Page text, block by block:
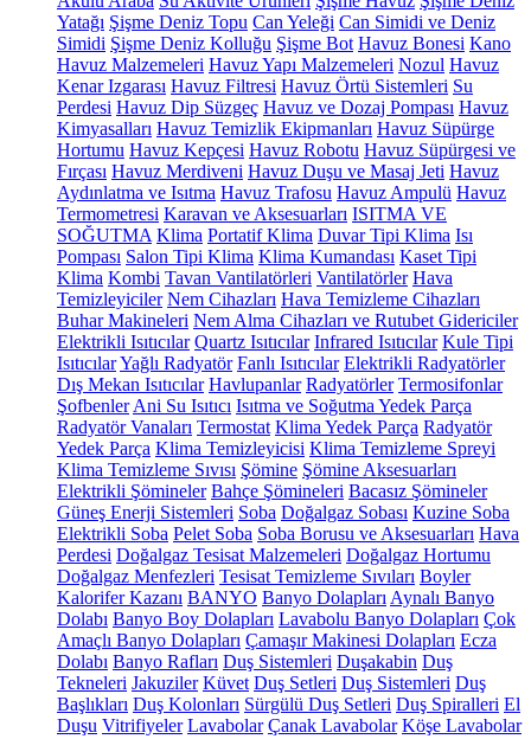
Yatağı Şişme Deniz Topu Can Yeleği Can Simidi ve Deniz
Simidi Şişme Deniz Kolluğu Şişme Bot Havuz Bonesi Kano
Havuz Malzemeleri Havuz Yapı Malzemeleri Nozul Havuz
Kenar Izgarası Havuz Filtresi Havuz Örtü Sistemleri Su
Perdesi Havuz Dip Süzgeç Havuz ve Dozaj Pompası Havuz
Kimyasalları Havuz Temizlik Ekipmanları Havuz Süpürge
Hortumu Havuz Kepçesi Havuz Robotu Havuz Süpürgesi ve
Fırçası Havuz Merdiveni Havuz Duşu ve Masaj Jeti Havuz
Aydınlatma ve Isıtma Havuz Trafosu Havuz Ampulü Havuz
Termometresi Karavan ve Aksesuarları ISITMA VE
SOĞUTMA Klima Portatif Klima Duvar Tipi Klima Isı
Pompası Salon Tipi Klima Klima Kumandası Kaset Tipi
Klima Kombi Tavan Vantilatörleri Vantilatörler Hava
Temizleyiciler Nem Cihazları Hava Temizleme Cihazları
Buhar Makineleri Nem Alma Cihazları ve Rutubet Gidericiler
Elektrikli Isıtıcılar Quartz Isıtıcılar Infrared Isıtıcılar Kule Tipi
IsıtıcılarYağlı Radyatör Fanlı Isıtıcılar Elektrikli Radyatörler
Dış Mekan Isıtıcılar Havlupanlar Radyatörler Termosifonlar
Şofbenler Ani Su Isıtıcı Isıtma ve Soğutma Yedek Parça
Radyatör Vanaları Termostat Klima Yedek Parça Radyatör
Yedek Parça Klima Temizleyicisi Klima Temizleme Spreyi
Klima Temizleme Sıvısı Şömine Şömine Aksesuarları
Elektrikli Şömineler Bahçe Şömineleri Bacasız Şömineler
Güneş Enerji Sistemleri Soba Doğalgaz Sobası Kuzine Soba
Elektrikli Soba Pelet Soba Soba Borusu ve Aksesuarları Hava
Perdesi Doğalgaz Tesisat Malzemeleri Doğalgaz Hortumu
Doğalgaz Menfezleri Tesisat Temizleme Sıvıları Boyler
Kalorifer Kazanı BANYO Banyo Dolapları Aynalı Banyo
Dolabı Banyo Boy Dolapları Lavabolu Banyo Dolapları Çok
Amaçlı Banyo Dolapları Çamaşır Makinesi Dolapları Ecza
Dolabı Banyo Rafları Duş Sistemleri Duşakabin Duş
Tekneleri Jakuziler Küvet Duş Setleri Duş Sistemleri Duş
Başlıkları Duş Kolonları Sürgülü Duş Setleri Duş Spiralleri El
Duşu Vitrifiyeler Lavabolar Çanak Lavabolar Köşe Lavabolar